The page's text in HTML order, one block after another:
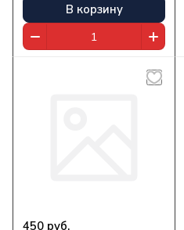
В корзину
450 руб.